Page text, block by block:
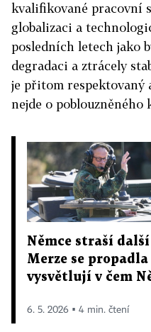
kvalifikované pracovní
globalizaci a
posledních letech jako
degradaci a ztrácely
je přitom respektovaný
nejde o poblouzněného
Němce straší
Merze se
vysvětlují v čem
6. 5. 2026 ▪ 4 min. čtení